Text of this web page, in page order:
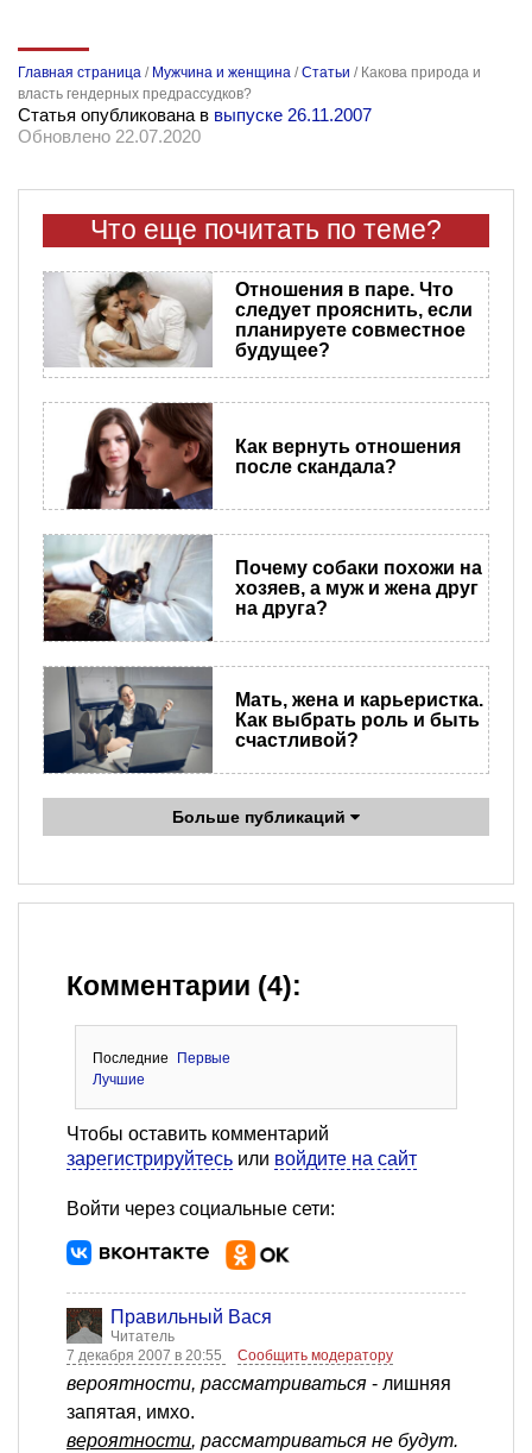
Главная страница / Мужчина и женщина /Статьи / Какова природа и
власть гендерных предрассудков?
Статья опубликована в выпуске 26.11.2007
Обновлено 22.07.2020
Что еще почитать по теме?
Отношения в паре. Что
следует прояснить, если
планируете совместное
будущее?
Как вернуть отношения
после скандала?
Почему собаки похожи на
хозяев, а муж и жена друг
на друга?
Мать, жена и карьеристка.
Как выбрать роль и быть
счастливой?
Больше публикаций
Комментарии (4):
Последние
Первые
Лучшие
Чтобы оставить комментарий
зарегистрируйтесь или войдите на сайт
Войти через социальные сети:
Правильный Вася
Читатель
7 декабря 2007 в 20:55
Сообщить модератору
вероятности, рассматриваться - лишняя
запятая, имхо.
вероятности, рассматриваться не будут.